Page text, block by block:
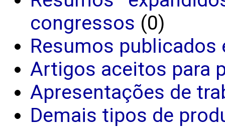
congressos (0)
Resumos
Artigos aceitos para
Apresentações de
Demais tipos de